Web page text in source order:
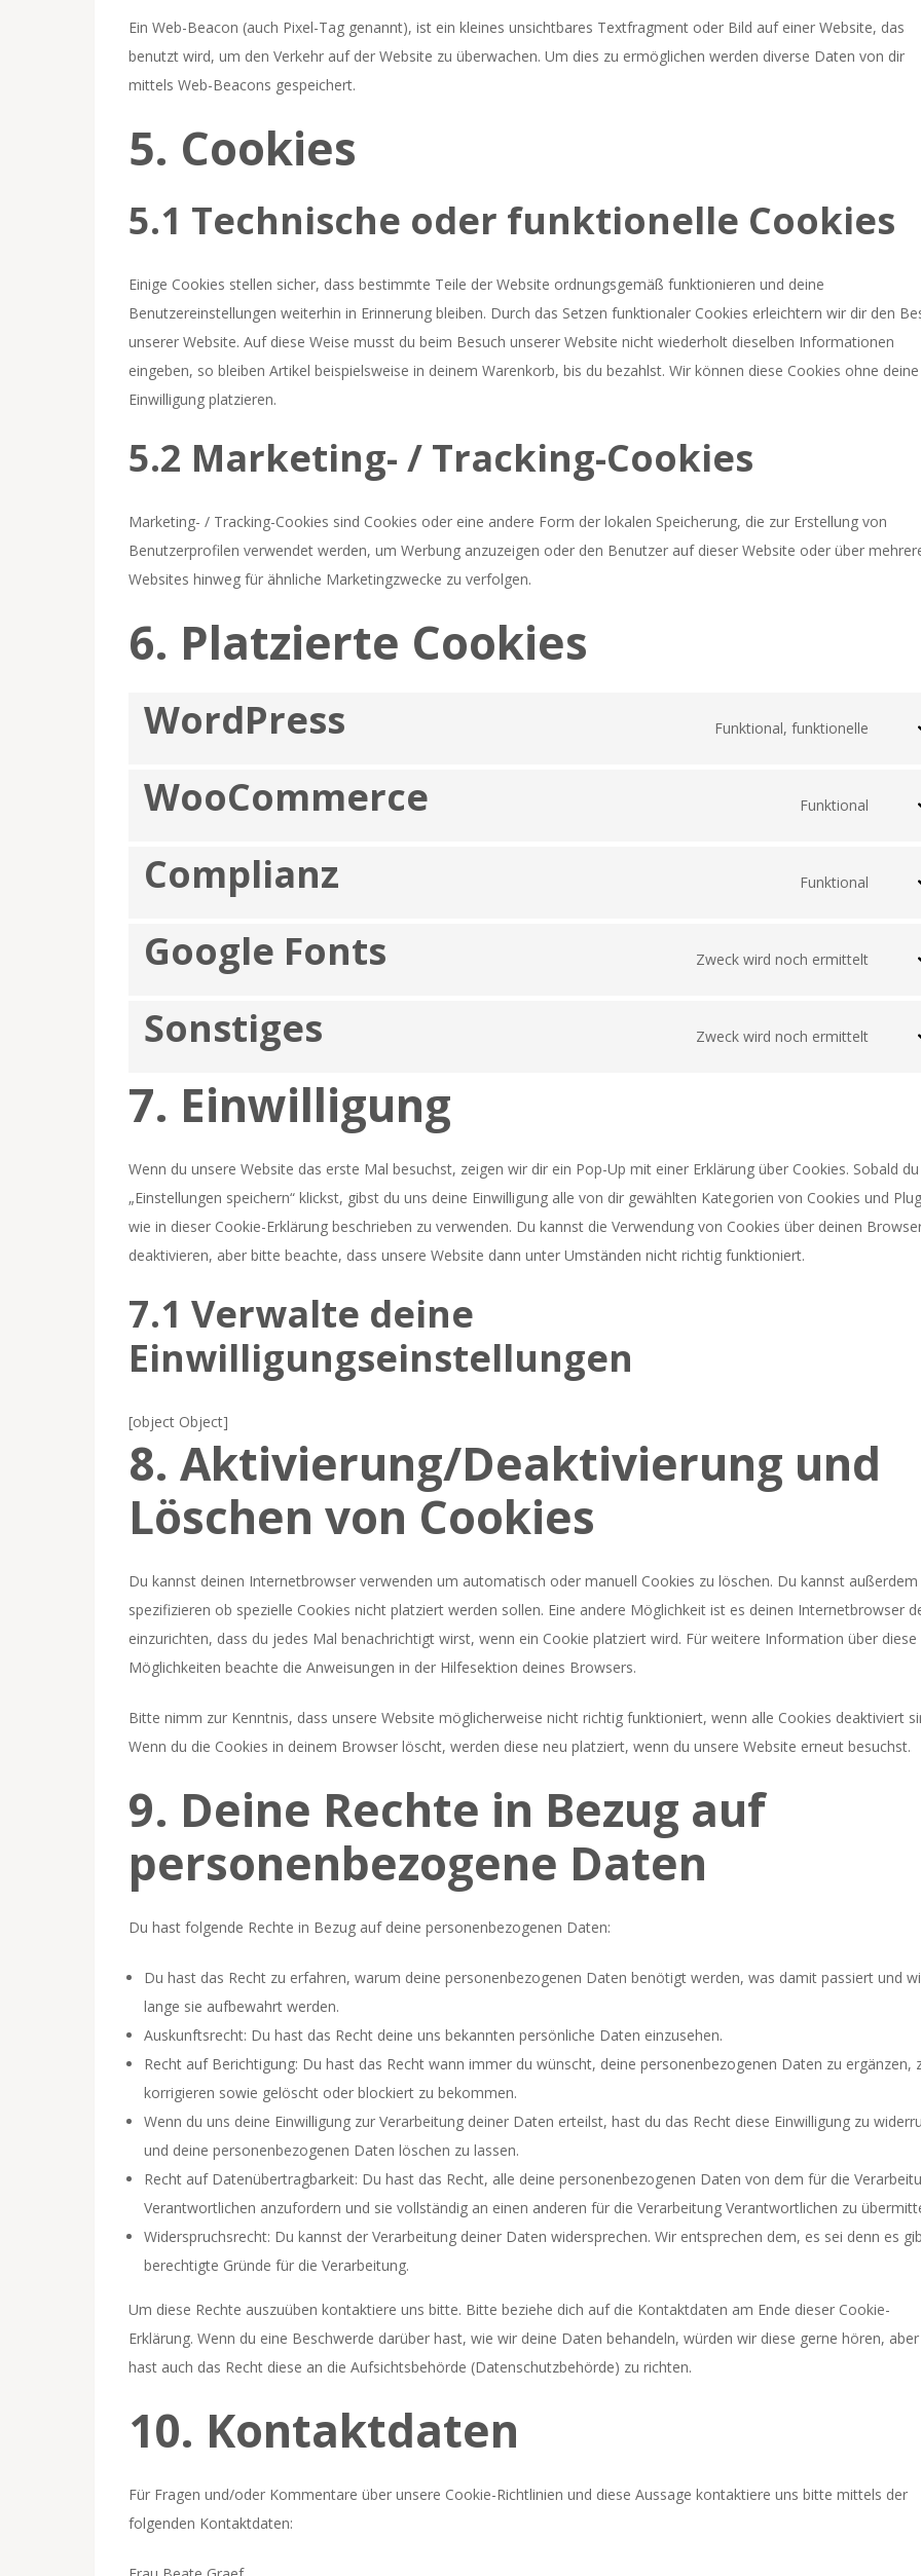
Ein Web-Beacon (auch Pixel-Tag genannt), ist ein kleines unsichtbares Textfragment oder Bild auf einer Website, das
benutzt wird, um den Verkehr auf der Website zu überwachen. Um dies zu ermöglichen werden diverse Daten von dir
mittels Web-Beacons gespeichert.
5. Cookies
5.1 Technische oder funktionelle Cookies
Einige Cookies stellen sicher, dass bestimmte Teile der Website ordnungsgemäß funktionieren und deine
Benutzereinstellungen weiterhin in Erinnerung bleiben. Durch das Setzen funktionaler Cookies erleichtern wir dir den
unserer Website. Auf diese Weise musst du beim Besuch unserer Website nicht wiederholt dieselben Informationen
eingeben, so bleiben Artikel beispielsweise in deinem Warenkorb, bis du bezahlst. Wir können diese Cookies ohne deine
Einwilligung platzieren.
5.2 Marketing- / Tracking-Cookies
Marketing- / Tracking-Cookies sind Cookies oder eine andere Form der lokalen Speicherung, die zur Erstellung von
Benutzerprofilen verwendet werden, um Werbung anzuzeigen oder den Benutzer auf dieser Website oder über
Websites hinweg für ähnliche Marketingzwecke zu verfolgen.
6. Platzierte Cookies
WordPress Funktional, funktionelle
service
WooCommerce Funktional
service
Complianz Funktional
service
Google Fonts Zweck wird noch ermittelt
service
Sonstiges Zweck wird noch ermittelt
7. Einwilligung
Wenn du unsere Website das erste Mal besuchst, zeigen wir dir ein Pop-Up mit einer Erklärung über Cookies. Sobald
„Einstellungen speichern“ klickst, gibst du uns deine Einwilligung alle von dir gewählten Kategorien von Cookies und
wie in dieser Cookie-Erklärung beschrieben zu verwenden. Du kannst die Verwendung von Cookies über deinen
deaktivieren, aber bitte beachte, dass unsere Website dann unter Umständen nicht richtig funktioniert.
7.1 Verwalte deine
Einwilligungseinstellungen
[object Object]
8. Aktivierung/Deaktivierung und
Löschen von Cookies
Du kannst deinen Internetbrowser verwenden um automatisch oder manuell Cookies zu löschen. Du kannst außerdem
spezifizieren ob spezielle Cookies nicht platziert werden sollen. Eine andere Möglichkeit ist es deinen Internetbrowser
einzurichten, dass du jedes Mal benachrichtigt wirst, wenn ein Cookie platziert wird. Für weitere Information über diese
Möglichkeiten beachte die Anweisungen in der Hilfesektion deines Browsers.
Bitte nimm zur Kenntnis, dass unsere Website möglicherweise nicht richtig funktioniert, wenn alle Cookies deaktiviert
Wenn du die Cookies in deinem Browser löscht, werden diese neu platziert, wenn du unsere Website erneut besuchst.
9. Deine Rechte in Bezug auf
personenbezogene Daten
Du hast folgende Rechte in Bezug auf deine personenbezogenen Daten:
Du hast das Recht zu erfahren, warum deine personenbezogenen Daten benötigt werden, was damit passiert und
lange sie aufbewahrt werden.
Auskunftsrecht: Du hast das Recht deine uns bekannten persönliche Daten einzusehen.
Recht auf Berichtigung: Du hast das Recht wann immer du wünscht, deine personenbezogenen Daten zu ergänzen,
korrigieren sowie gelöscht oder blockiert zu bekommen.
Wenn du uns deine Einwilligung zur Verarbeitung deiner Daten erteilst, hast du das Recht diese Einwilligung zu
und deine personenbezogenen Daten löschen zu lassen.
Recht auf Datenübertragbarkeit: Du hast das Recht, alle deine personenbezogenen Daten von dem für die
Verantwortlichen anzufordern und sie vollständig an einen anderen für die Verarbeitung Verantwortlichen zu
Widerspruchsrecht: Du kannst der Verarbeitung deiner Daten widersprechen. Wir entsprechen dem, es sei denn es
berechtigte Gründe für die Verarbeitung.
Um diese Rechte auszuüben kontaktiere uns bitte. Bitte beziehe dich auf die Kontaktdaten am Ende dieser Cookie-
Erklärung. Wenn du eine Beschwerde darüber hast, wie wir deine Daten behandeln, würden wir diese gerne hören,
hast auch das Recht diese an die Aufsichtsbehörde (Datenschutzbehörde) zu richten.
10. Kontaktdaten
Für Fragen und/oder Kommentare über unsere Cookie-Richtlinien und diese Aussage kontaktiere uns bitte mittels der
folgenden Kontaktdaten: